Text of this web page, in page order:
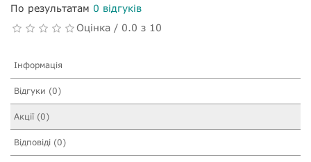
По результатам 0 відгуків
Оцінка / 0.0 з 10
Інформація
Відгуки (0)
Акції (0)
Відповіді (0)